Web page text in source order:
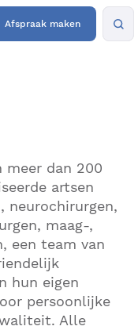
Afspraak maken
meer dan 200
artsen
neurochirurgen,
maag-,
een team van
hun eigen
persoonlijke
Alle